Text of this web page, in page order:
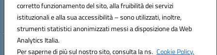
corretto funzionamento del sito, alla fruibilità dei servizi
istituzionali e alla sua accessibilità – sono utilizzati, inoltre,
strumenti statistici anonimizzati messi a disposizione da Web
Analytics Italia.
Per saperne di più sul nostro sito, consulta la ns. Cookie Policy.
Codice unico di fatturazione (CUF): UFY0NZ
Hosting & Powered by 3D Solution S.r.l.